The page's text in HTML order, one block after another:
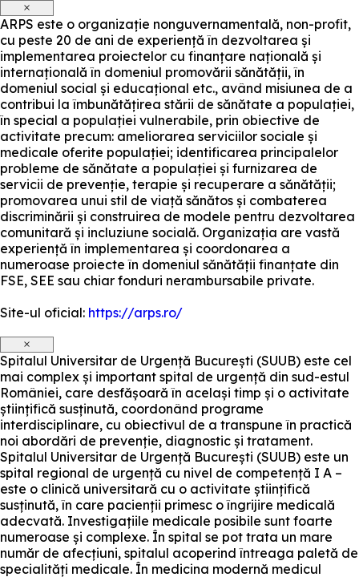
×
ARPS este o organizație nonguvernamentală, non-profit,
cu peste 20 de ani de experiență în dezvoltarea și
implementarea proiectelor cu finanțare națională și
internațională în domeniul promovării sănătății, în
domeniul social și educațional etc., având misiunea de a
contribui la îmbunătățirea stării de sănătate a populației,
în special a populației vulnerabile, prin obiective de
activitate precum: ameliorarea serviciilor sociale și
medicale oferite populației; identificarea principalelor
probleme de sănătate a populației și furnizarea de
servicii de prevenție, terapie și recuperare a sănătății;
promovarea unui stil de viață sănătos și combaterea
discriminării și construirea de modele pentru dezvoltarea
comunitară și incluziune socială. Organizația are vastă
experiență în implementarea și coordonarea a
numeroase proiecte în domeniul sănătății finanțate din
FSE, SEE sau chiar fonduri nerambursabile private.
Site-ul oficial: https://arps.ro/
×
Spitalul Universitar de Urgență București (SUUB) este cel
mai complex și important spital de urgență din sud-estul
României, care desfășoară în același timp și o activitate
științifică susținută, coordonând programe
interdisciplinare, cu obiectivul de a transpune în practică
noi abordări de prevenție, diagnostic și tratament.
Spitalul Universitar de Urgență București (SUUB) este un
spital regional de urgență cu nivel de competență I A –
este o clinică universitară cu o activitate științifică
susținută, în care pacienții primesc o îngrijire medicală
adecvată. Investigațiile medicale posibile sunt foarte
numeroase și complexe. În spital se pot trata un mare
număr de afecțiuni, spitalul acoperind întreaga paletă de
specialități medicale. În medicina modernă medicul